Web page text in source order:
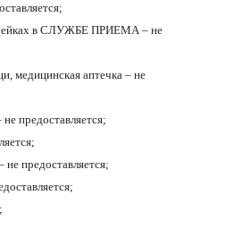
в СЛУЖБЕ ПРИЕМА – не
медицинская аптечка – не
предоставляется;
предоставляется;